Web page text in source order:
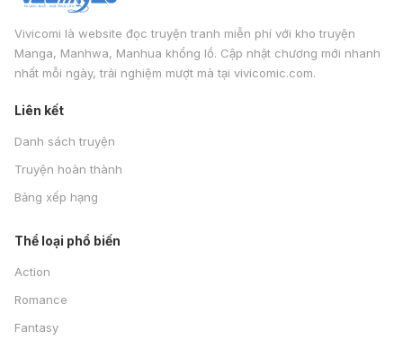
Vivicomi là website đọc truyện tranh miễn phí với kho truyện
Manga, Manhwa, Manhua khổng lồ. Cập nhật chương mới nhanh
nhất mỗi ngày, trải nghiệm mượt mà tại vivicomic.com.
Liên kết
Danh sách truyện
Truyện hoàn thành
Bảng xếp hạng
Thể loại phổ biến
Action
Romance
Fantasy